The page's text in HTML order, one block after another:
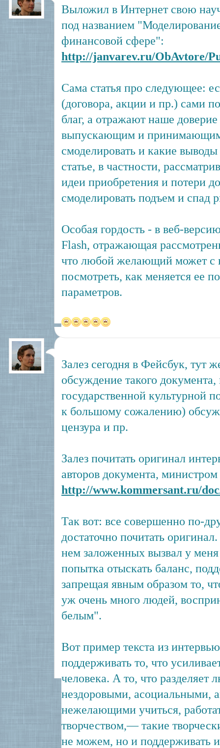
Выложил в Интернет свою
под названием
финансовой сфере":
http://janvarev.ru/ObAvtore/
Сама статья про следующее:
(договора, акции и пр.) сами
благ, а отражают наше
выпускающим и
смоделировать и какие выводы
статье, в частности,
идеи приобретения и потери
смоделировать подъем и спад
Особая гордость - в веб-
Flash, отражающая
что любой желающий может с
посмотреть, как меняется ее
параметров.
Залез сегодня в Фейсбук, тут
обсуждение такого
государственной культурной
к большому сожалению)
цензура и пр.
Залез почитать оригинал
авторов документа,
http://www.kommersant.ru/
Так вот: все совершенно по-
достаточно почитать
нем заложенных вызвал у
попытка отыскать баланс,
запрещая явным образом то,
уж очень много людей,
белым".
Вот пример текста из
поддерживать то, что
человека. А то, что разделяет
нездоровыми, асоциальными,
нежелающими учиться,
творчеством,— такие
не можем, но и поддерживать